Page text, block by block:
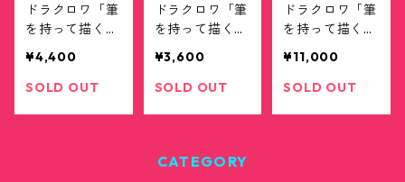
ドラクロワ「筆
を持って描く
エットTシャツ
¥4,400
SOLD OUT
ドラクロワ「筆
を持って描く
グ
¥3,600
SOLD OUT
ドラクロワ「筆
を持って描く
エットスウェッ
ト
¥11,000
SOLD OUT
CATEGORY